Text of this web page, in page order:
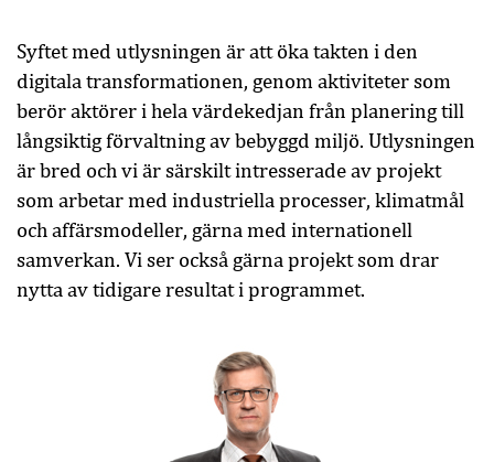
Syftet med utlysningen är att öka takten i den
digitala transformationen, genom aktiviteter som
berör aktörer i hela värdekedjan från planering till
långsiktig förvaltning av bebyggd miljö. Utlysningen
är bred och vi är särskilt intresserade av projekt
som arbetar med industriella processer, klimatmål
och affärsmodeller, gärna med internationell
samverkan. Vi ser också gärna projekt som drar
nytta av tidigare resultat i programmet.